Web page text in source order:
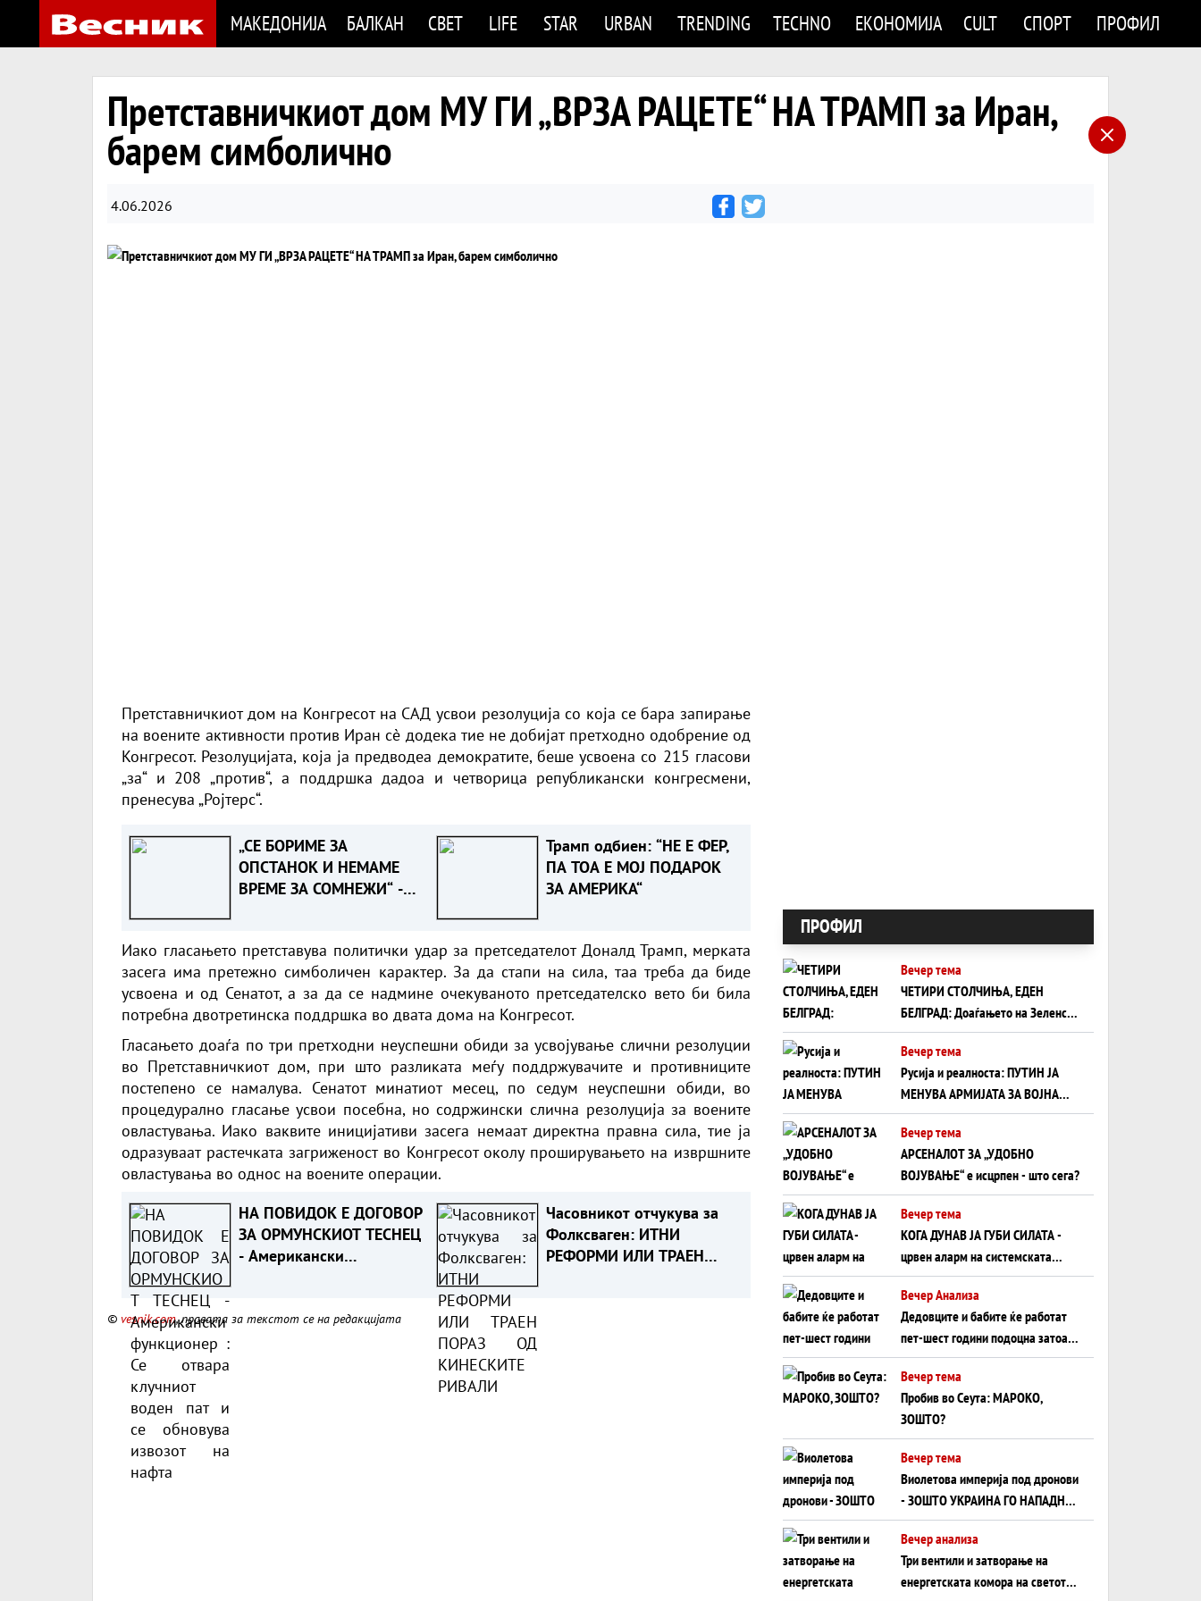
МАКЕДОНИЈА БАЛКАН СВЕТ LIFE STAR URBAN TRENDING TECHNO ЕКОНОМИЈА CULT СПОРТ ПРОФИЛ
Претставничкиот дом МУ ГИ „ВРЗА РАЦЕТЕ“ НА ТРАМП за Иран,
барем симболично
4.06.2026
Претставничкиот дом на Конгресот на САД усвои резолуција со која се бара запирање
на воените активности против Иран сè додека тие не добијат претходно одобрение од
Конгресот. Резолуцијата, која ја предводеа демократите, беше усвоена со 215 гласови
„за“ и 208 „против“, а поддршка дадоа и четворица републикански конгресмени,
пренесува „Ројтерс“.
„СЕ БОРИМЕ ЗА
ОПСТАНОК И НЕМАМЕ
ВРЕМЕ ЗА СОМНЕЖИ“ -
Вучиќ за ЕУ
Трамп одбиен: “НЕ Е ФЕР,
ПА ТОА Е МОЈ ПОДАРОК
ЗА АМЕРИКА“
Иако гласањето претставува политички удар за претседателот Доналд Трамп, мерката
засега има претежно симболичен карактер. За да стапи на сила, таа треба да биде
усвоена и од Сенатот, а за да се надмине очекуваното претседателско вето би била
потребна двотретинска поддршка во двата дома на Конгресот.
Гласањето доаѓа по три претходни неуспешни обиди за усвојување слични резолуции
во Претставничкиот дом, при што разликата меѓу поддржувачите и противниците
постепено се намалува. Сенатот минатиот месец, по седум неуспешни обиди, во
процедурално гласање усвои посебна, но содржински слична резолуција за воените
овластувања. Иако ваквите иницијативи засега немаат директна правна сила, тие ја
одразуваат растечката загриженост во Конгресот околу проширувањето на извршните
овластувања во однос на воените операции.
НА ПОВИДОК Е ДОГОВОР
ЗА ОРМУНСКИОТ ТЕСНЕЦ
- Американски
обновува извозот на
Часовникот отчукува за
Фолксваген: ИТНИ
РЕФОРМИ ИЛИ ТРАЕН
© vesnik.com, правата за текстот се на редакцијата
ПРОФИЛ
Вечер тема
ЧЕТИРИ СТОЛЧИЊА, ЕДЕН
БЕЛГРАД: Доаѓањето на Зеленски
ги открива тајните на политиката
на балансирање на Вучиќ
Вечер тема
Русија и реалноста: ПУТИН ЈА
МЕНУВА АРМИЈАТА ЗА ВОЈНА
ШТО ОСТАНУВА БЕЗ ФРОНТ
Вечер тема
АРСЕНАЛОТ ЗА „УДОБНО
ВОЈУВАЊЕ“ е исцрпен - што сега?
Вечер тема
КОГА ДУНАВ ЈА ГУБИ СИЛАТА -
црвен аларм на системската
плоча од јужна Германија до
Црното Море...
Вечер Анализа
Дедовците и бабите ќе работат
пет-шест години подоцна затоа
што НЕМААТ ВНУЦИ ДА ГИ
ЗАМЕНАТ
Вечер тема
Пробив во Сеута: МАРОКО,
ЗОШТО?
Вечер тема
Виолетова империја под дронови
- ЗОШТО УКРАИНА ГО НАПАДНА
РУСКИОТ WILDBERRIES
Вечер анализа
Три вентили и затворање на
енергетската комора на светот: